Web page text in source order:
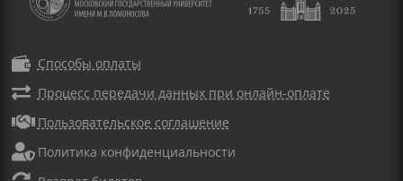
 Способы оплаты
 Процесс передачи данных при онлайн-оплате
 Пользовательское соглашение
 Политика конфиденциальности